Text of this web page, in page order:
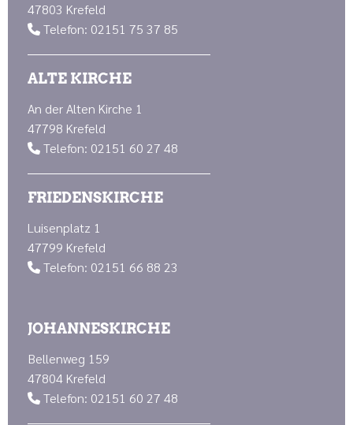
47803 Krefeld
 Telefon: 02151 75 37 85
ALTE KIRCHE
An der Alten Kirche 1
47798 Krefeld
 Telefon: 02151 60 27 48
FRIEDENSKIRCHE
Luisenplatz 1
47799 Krefeld
 Telefon: 02151 66 88 23
JOHANNESKIRCHE
Bellenweg 159
47804 Krefeld
 Telefon: 02151 60 27 48